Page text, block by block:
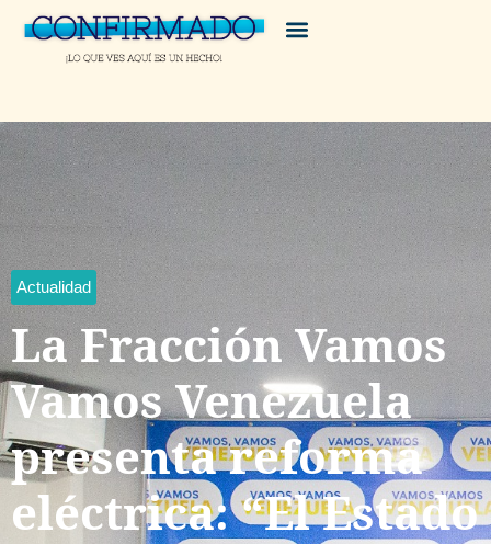
Actualidad
La Fracción Vamos
Vamos Venezuela
presenta reforma
eléctrica: “El Estado